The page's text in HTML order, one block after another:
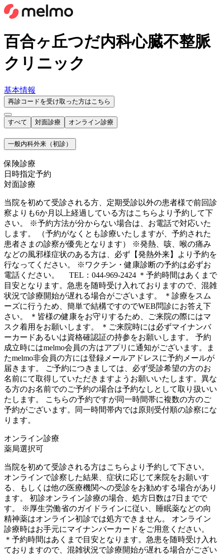
百合ヶ丘つだ内科心臓不整脈
クリニック
基本情報
再診コードを受け取った方はこちら
すべて 対面診療 オンライン診療
一般内科外来（初診）
保険診療
日時指定予約
対面診療
当院を初めて受診される方、定期受診以外の患者様で前回診
察よりも6か月以上経過している方はこちらより予約して下
さい。 ※予約方法が分からない場合は、お電話で対応いた
します。 （予約がなくとも診療いたしますが、予約された
患者さまの診察が優先となります） ※発熱、咳、喉の痛み
などの風邪様症状のある方は、必ず【発熱外来】より予約を
行なってください。 ※ワクチン・健康診断の予約は必ずお
電話ください。 TEL：044-969-2424 ＊予約時間はあくまで
目安となります。急患を随時受け入れておりますので、混雑
状況で診療開始が遅れる場合がございます。 ＊診療をスム
ーズに行うため、簡単で結構ですのでWEB問診にお答え下
さい。 ＊皆様の健康をお守りするため、ご来院の際にはマ
スク着用をお願いします。 ＊ご来院時には必ずマイナンバ
ーカードあるいは資格確認証の持参をお願いします。 予約
成立時にはmelmo会員の方はアプリに通知がございます。ま
たmelmo非会員の方には登録メールアドレスに予約メールが
届きます。 ご予約につきましては、必ず受診希望の方のお
名前にて取得していただきますようお願いいたします。異な
る方のお名前でのご予約の場合は予約なしとして取り扱いい
たします。 こちらの予約ですが同一時間帯に複数の方のご
予約がございます。同一時間帯内では原則受付順の診察にな
ります。
オンライン診療
薬局選択可
当院を初めて受診される方はこちらより予約して下さい。
オンラインで診察した結果、症状に応じて来院をお願いす
る、もしくは他の医療機関への受診をお勧めする場合があり
ます。 初診オンライン診療の場合、処方日数は7日までで
す。 ※厚生労働省のガイドラインに従い、睡眠薬などの向
精神薬はオンライン初診では処方できません。 オンライン
診療時はお手元にマイナンバーカードをご用意ください。
＊予約時間はあくまで目安となります。急患を随時受け入れ
ておりますので、混雑状況で診療開始が遅れる場合がござい